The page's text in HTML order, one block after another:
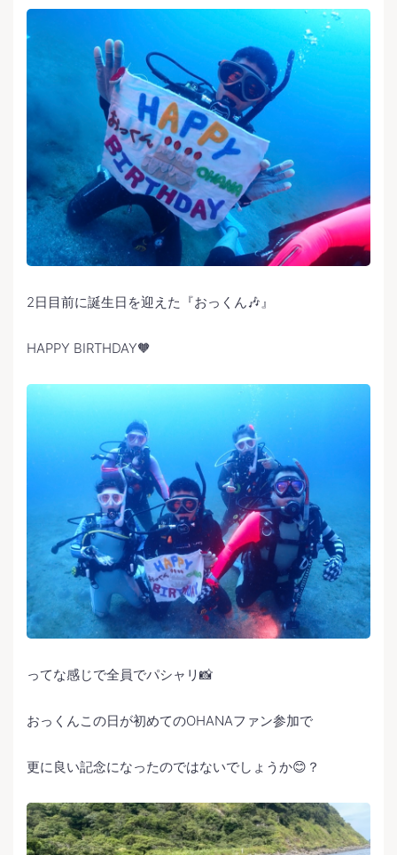
2日目前に誕生日を迎えた『おっくん🎶』
HAPPY BIRTHDAY🧡
ってな感じで全員でパシャリ📸
おっくんこの日が初めてのOHANAファン参加で
更に良い記念になったのではないでしょうか😊？